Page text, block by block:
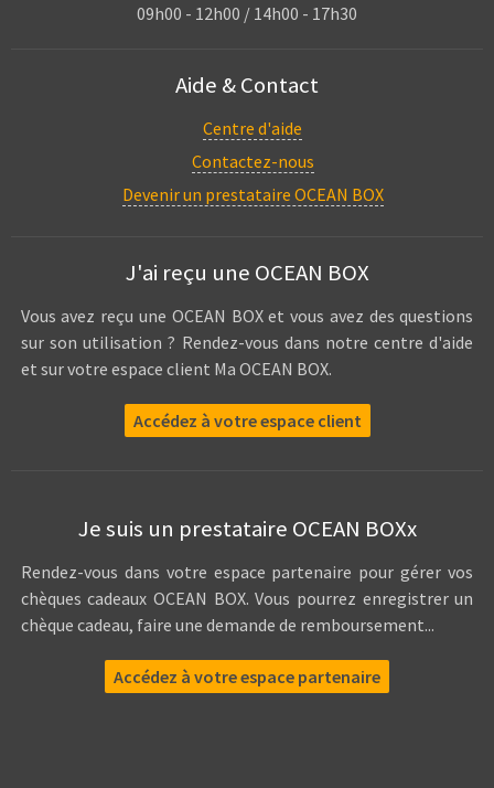
09h00 - 12h00 / 14h00 - 17h30
Aide & Contact
Centre d'aide
Contactez-nous
Devenir un prestataire OCEAN BOX
J'ai reçu une OCEAN BOX
Vous avez reçu une OCEAN BOX et vous avez des questions
sur son utilisation ? Rendez-vous dans notre centre d'aide
et sur votre espace client Ma OCEAN BOX.
Accédez à votre espace client
Je suis un prestataire OCEAN BOXx
Rendez-vous dans votre espace partenaire pour gérer vos
chèques cadeaux OCEAN BOX. Vous pourrez enregistrer un
chèque cadeau, faire une demande de remboursement...
Accédez à votre espace partenaire